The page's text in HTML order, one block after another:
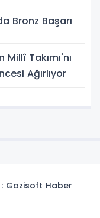
Bronz Başarı
Takımı'nı
Ağırlıyor
Gazisoft Haber